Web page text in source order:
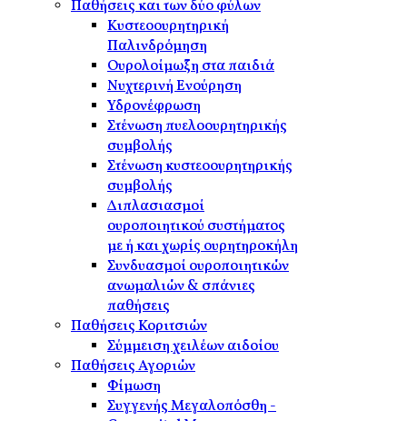
Παθήσεις και των δύο φύλων
Κυστεοουρητηρική
Παλινδρόμηση
Ουρολοίμωξη στα παιδιά
Νυχτερινή Ενούρηση
Υδρονέφρωση
Στένωση πυελοουρητηρικής
συμβολής
Στένωση κυστεοουρητηρικής
συμβολής
Διπλασιασμοί
ουροποιητικού συστήματος
με ή και χωρίς ουρητηροκήλη
Συνδυασμοί ουροποιητικών
ανωμαλιών & σπάνιες
παθήσεις
Παθήσεις Κοριτσιών
Σύμμειση χειλέων αιδοίου
Παθήσεις Αγοριών
Φίμωση
Συγγενής Μεγαλοπόσθη -